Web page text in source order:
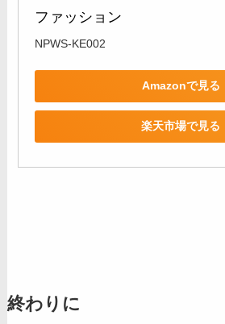
ファッション
NPWS-KE002
Amazonで見る
楽天市場で見る
終わりに